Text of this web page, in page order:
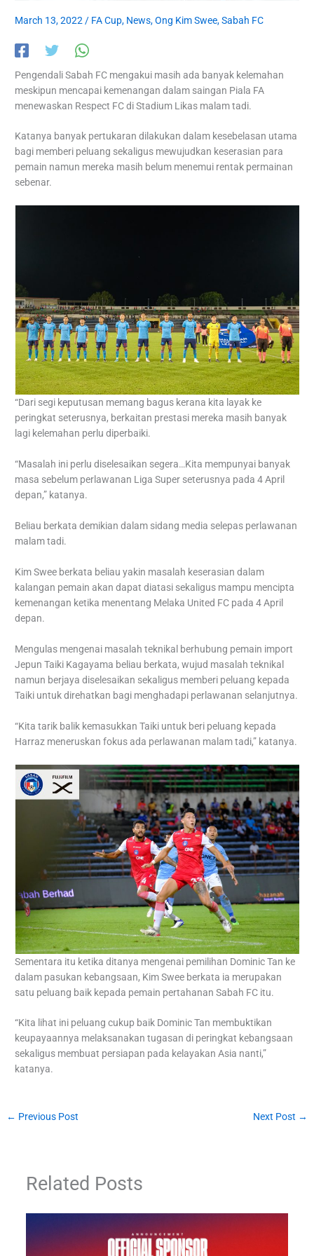
March 13, 2022/ FA Cup, News,Ong Kim Swee,Sabah FC
Pengendali Sabah FC mengakui masih ada banyak kelemahan
meskipun mencapai kemenangan dalam saingan Piala FA
menewaskan Respect FC di Stadium Likas malam tadi.
Katanya banyak pertukaran dilakukan dalam kesebelasan utama
bagi memberi peluang sekaligus mewujudkan keserasian para
pemain namun mereka masih belum menemui rentak permainan
sebenar.
“Dari segi keputusan memang bagus kerana kita layak ke
peringkat seterusnya, berkaitan prestasi mereka masih banyak
lagi kelemahan perlu diperbaiki.
“Masalah ini perlu diselesaikan segera…Kita mempunyai banyak
masa sebelum perlawanan Liga Super seterusnya pada 4 April
depan,” katanya.
Beliau berkata demikian dalam sidang media selepas perlawanan
malam tadi.
Kim Swee berkata beliau yakin masalah keserasian dalam
kalangan pemain akan dapat diatasi sekaligus mampu mencipta
kemenangan ketika menentang Melaka United FC pada 4 April
depan.
Mengulas mengenai masalah teknikal berhubung pemain import
Jepun Taiki Kagayama beliau berkata, wujud masalah teknikal
namun berjaya diselesaikan sekaligus memberi peluang kepada
Taiki untuk direhatkan bagi menghadapi perlawanan selanjutnya.
“Kita tarik balik kemasukkan Taiki untuk beri peluang kepada
Harraz meneruskan fokus ada perlawanan malam tadi,” katanya.
Sementara itu ketika ditanya mengenai pemilihan Dominic Tan ke
dalam pasukan kebangsaan, Kim Swee berkata ia merupakan
satu peluang baik kepada pemain pertahanan Sabah FC itu.
“Kita lihat ini peluang cukup baik Dominic Tan membuktikan
keupayaannya melaksanakan tugasan di peringkat kebangsaan
sekaligus membuat persiapan pada kelayakan Asia nanti,”
katanya.
← Previous Post Next Post →
Related Posts